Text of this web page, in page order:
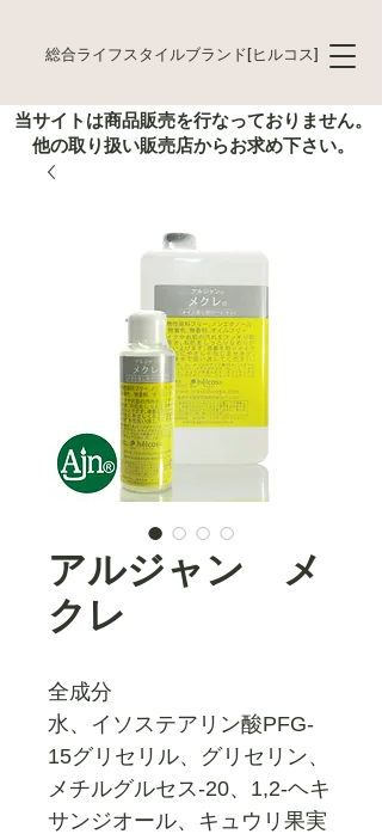
総合ライフスタイルブランド[ヒルコス]
当サイトは商品販売を行なっておりません。
他の取り扱い販売店からお求め下さい。
アルジャン メ
クレ
全成分
水、イソステアリン酸PFG‐
15グリセリル、グリセリン、
メチルグルセス‐20、1,2‐ヘキ
サンジオール、キュウリ果実